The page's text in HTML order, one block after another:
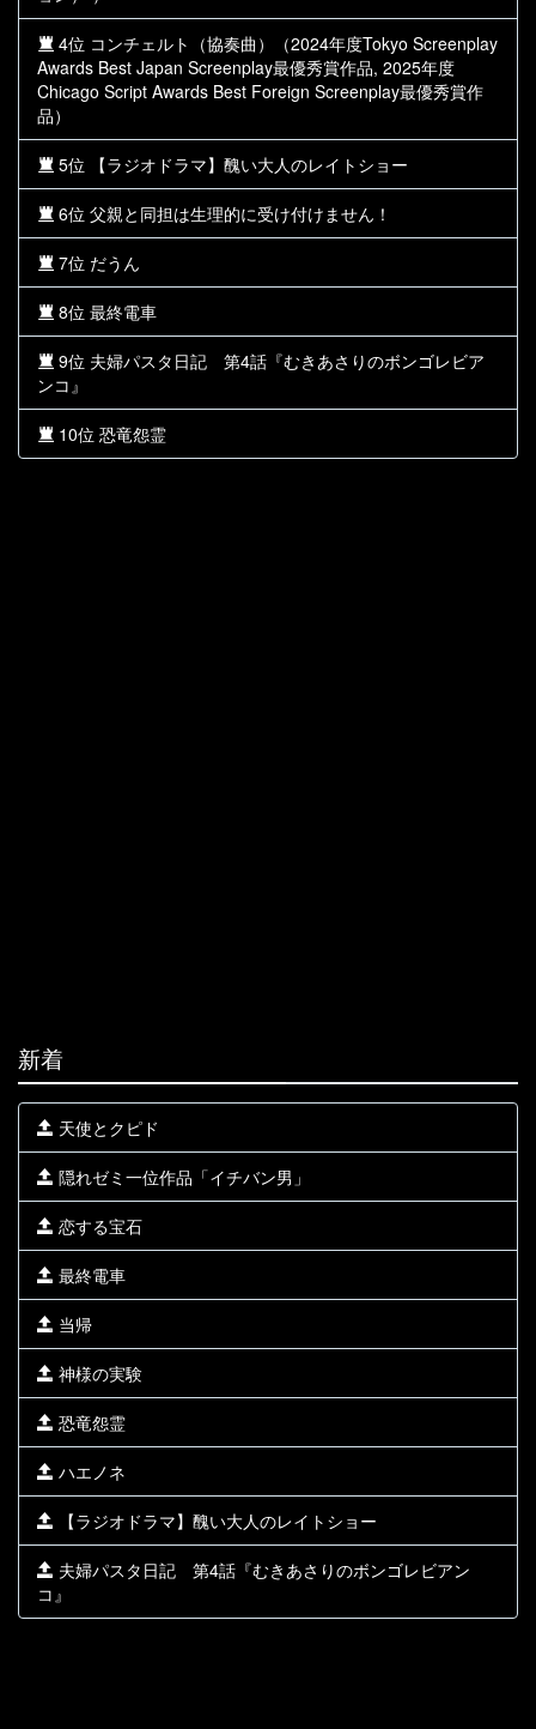
4位 コンチェルト（協奏曲）（2024年度Tokyo Screenplay
Awards Best Japan Screenplay最優秀賞作品, 2025年度
Chicago Script Awards Best Foreign Screenplay最優秀賞作
品）
5位 【ラジオドラマ】醜い大人のレイトショー
6位 父親と同担は生理的に受け付けません！
7位 だうん
8位 最終電車
9位 夫婦パスタ日記 第4話『むきあさりのボンゴレビア
ンコ』
10位 恐竜怨霊
新着
天使とクピド
隠れゼミ一位作品「イチバン男」
恋する宝石
最終電車
当帰
神様の実験
恐竜怨霊
ハエノネ
【ラジオドラマ】醜い大人のレイトショー
夫婦パスタ日記 第4話『むきあさりのボンゴレビアン
コ』